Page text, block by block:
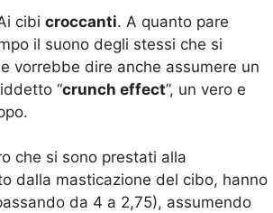
cibi croccanti. A quanto pare
il suono degli stessi che si
vorrebbe dire anche assumere un
“crunch effect”, un vero e
che si sono prestati alla
dalla masticazione del cibo, hanno
da 4 a 2,75), assumendo